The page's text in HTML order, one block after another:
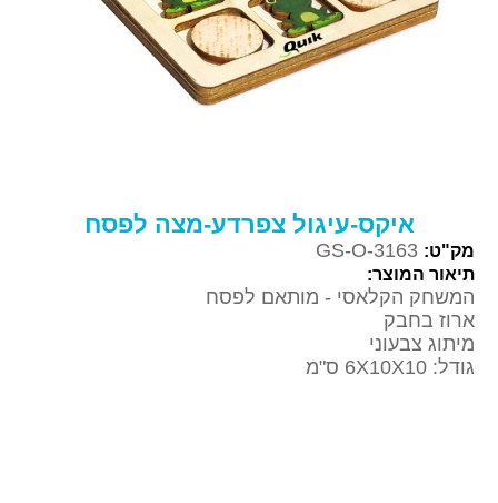
איקס-עיגול צפרדע-מצה לפסח
מק"ט: GS-O-3163
תיאור המוצר:
המשחק הקלאסי - מותאם לפסח
ארוז בחבק
מיתוג צבעוני
גודל: 6X10X10 ס"מ